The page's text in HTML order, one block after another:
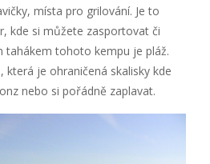
místa pro grilování. Je to
kde si můžete zasportovat či
tahákem tohoto kempu je pláž.
která je ohraničená skalisky kde
nebo si pořádně zaplavat.